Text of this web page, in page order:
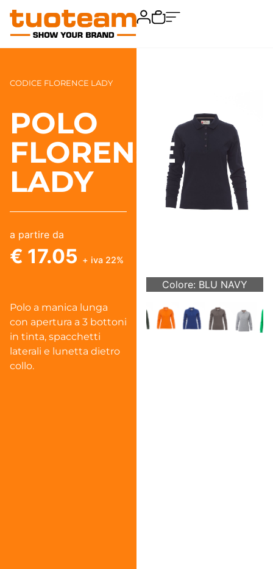
Colore: BLU NAVY
CODICE FLORENCE LADY
POLO
FLORENCE
LADY
a partire da
€ 17.05 + iva 22%
Polo a manica lunga
con apertura a 3 bottoni
in tinta, spacchetti
laterali e lunetta dietro
collo.